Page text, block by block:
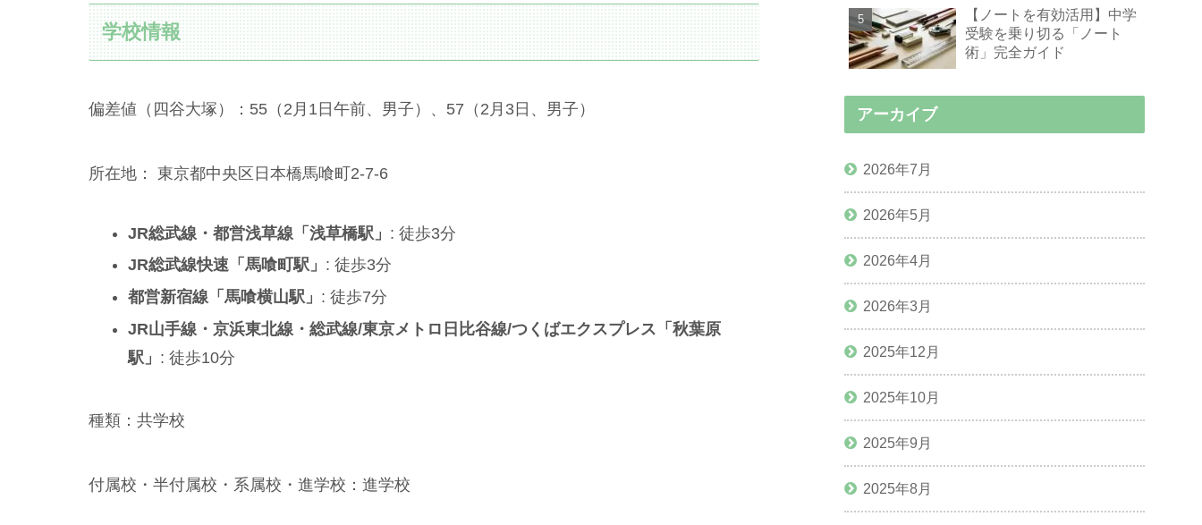
学校情報
偏差値（四谷大塚）：55（2月1日午前、男子）、57（2月3日、男子）
所在地： 東京都中央区日本橋馬喰町2-7-6
JR総武線・都営浅草線「浅草橋駅」 : 徒歩3分
JR総武線快速「馬喰町駅」 : 徒歩3分
都営新宿線「馬喰横山駅」 : 徒歩7分
JR山手線・京浜東北線・総武線/東京メトロ日比谷線/つくばエクスプレス「秋葉原
駅」 : 徒歩10分
種類：共学校
付属校・半付属校・系属校・進学校：進学校
【ノートを有効活用】中学
受験を乗り切る「ノート
術」完全ガイド
アーカイブ
2026年7月
2026年5月
2026年4月
2026年3月
2025年12月
2025年10月
2025年9月
2025年8月